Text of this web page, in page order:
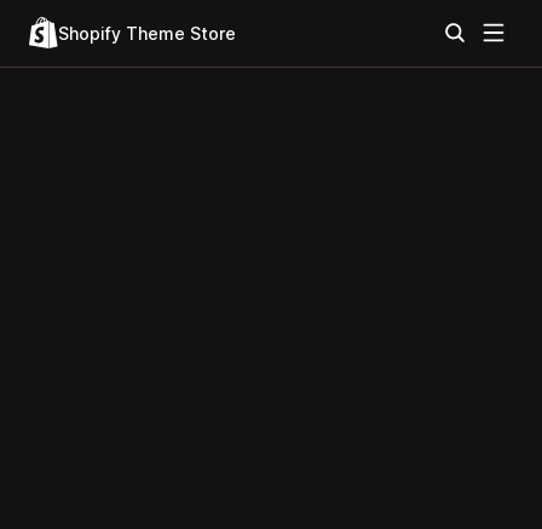
Shopify Theme Store